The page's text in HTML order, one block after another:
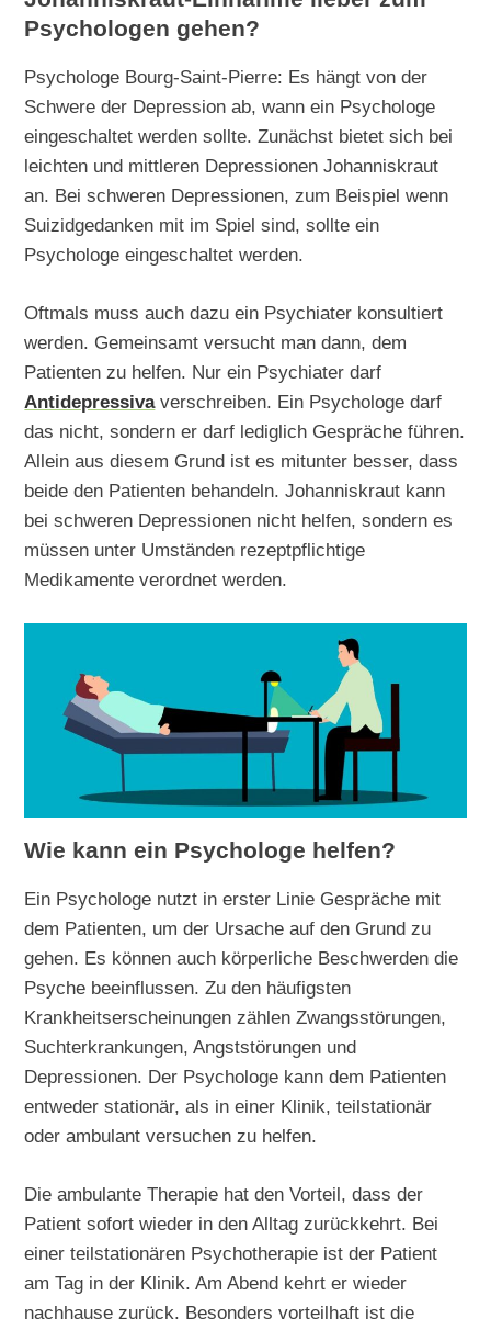
Psychologen gehen?
Psychologe Bourg-Saint-Pierre: Es hängt von der
Schwere der Depression ab, wann ein Psychologe
eingeschaltet werden sollte. Zunächst bietet sich bei
leichten und mittleren Depressionen Johanniskraut
an. Bei schweren Depressionen, zum Beispiel wenn
Suizidgedanken mit im Spiel sind, sollte ein
Psychologe eingeschaltet werden.
Oftmals muss auch dazu ein Psychiater konsultiert
werden. Gemeinsamt versucht man dann, dem
Patienten zu helfen. Nur ein Psychiater darf
Antidepressivaverschreiben. Ein Psychologe darf
das nicht, sondern er darf lediglich Gespräche führen.
Allein aus diesem Grund ist es mitunter besser, dass
beide den Patienten behandeln. Johanniskraut kann
bei schweren Depressionen nicht helfen, sondern es
müssen unter Umständen rezeptpflichtige
Medikamente verordnet werden.
Wie kann ein Psychologe helfen?
Ein Psychologe nutzt in erster Linie Gespräche mit
dem Patienten, um der Ursache auf den Grund zu
gehen. Es können auch körperliche Beschwerden die
Psyche beeinflussen. Zu den häufigsten
Krankheitserscheinungen zählen Zwangsstörungen,
Suchterkrankungen, Angststörungen und
Depressionen. Der Psychologe kann dem Patienten
entweder stationär, als in einer Klinik, teilstationär
oder ambulant versuchen zu helfen.
Die ambulante Therapie hat den Vorteil, dass der
Patient sofort wieder in den Alltag zurückkehrt. Bei
einer teilstationären Psychotherapie ist der Patient
am Tag in der Klinik. Am Abend kehrt er wieder
nachhause zurück. Besonders vorteilhaft ist die